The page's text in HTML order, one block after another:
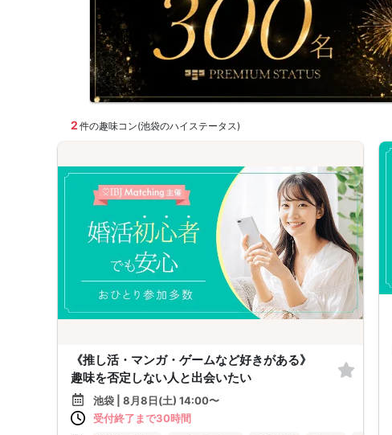
2 件の趣味コン(池袋のハイステータス)
《推し活・マンガ・ゲームなど好きがある》
趣味を否定しない人と出会いたい
池袋 | 8月8日(土) 14:00〜
受付終了まで30時間